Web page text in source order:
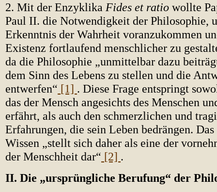
2. Mit der Enzyklika Fides et ratio wollte
Paul II. die Notwendigkeit der Philosophie,
Erkenntnis der Wahrheit voranzukommen
Existenz fortlaufend menschlicher zu
da die Philosophie „unmittelbar dazu
dem Sinn des Lebens zu stellen und die
entwerfen“ [1] . Diese Frage entspringt
das der Mensch angesichts des Menschen
erfährt, als auch den schmerzlichen und
Erfahrungen, die sein Leben bedrängen.
Wissen „stellt sich daher als eine der
der Menschheit dar“ [2] .
II. Die „ursprüngliche Berufung“ der